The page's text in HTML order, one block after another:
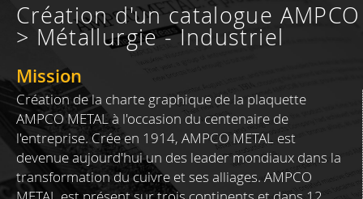
Création d'un catalogue AMPCO
> Métallurgie - Industriel
Mission
Création de la charte graphique de la plaquette
AMPCO METAL à l'occasion du centenaire de
l'entreprise. Crée en 1914, AMPCO METAL est
devenue aujourd'hui un des leader mondiaux dans la
transformation du cuivre et ses alliages. AMPCO